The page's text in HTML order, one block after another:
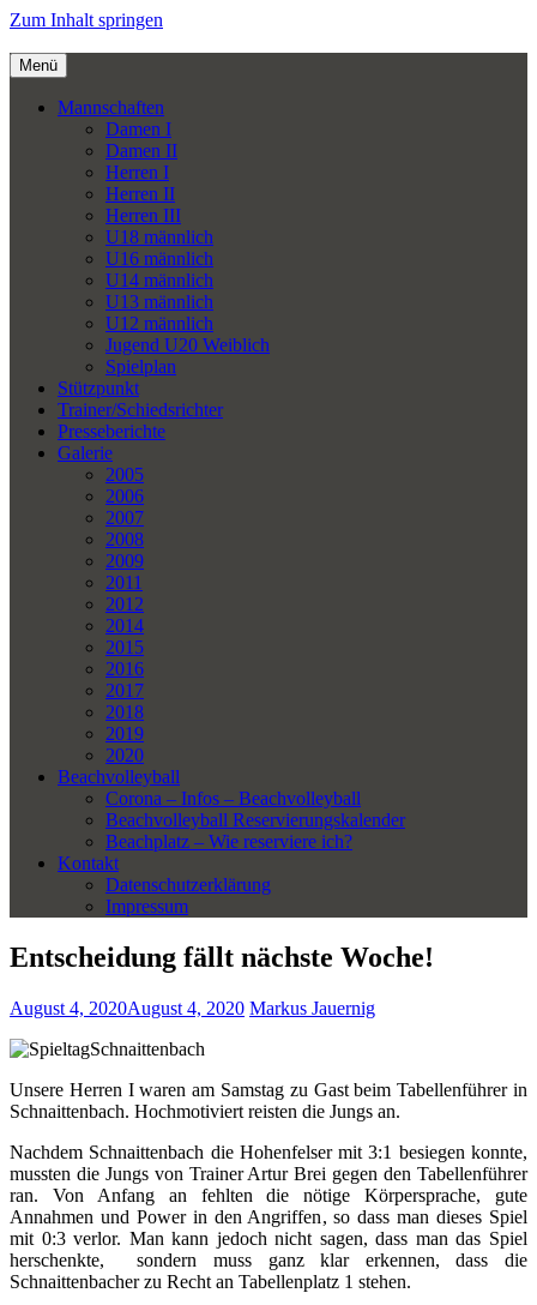
Zum Inhalt springen
Menü
Mannschaften
Damen I
Damen II
Herren I
Herren II
Herren III
U18 männlich
U16 männlich
U14 männlich
U13 männlich
U12 männlich
Jugend U20 Weiblich
Spielplan
Stützpunkt
Trainer/Schiedsrichter
Presseberichte
Galerie
2005
2006
2007
2008
2009
2011
2012
2014
2015
2016
2017
2018
2019
2020
Beachvolleyball
Corona – Infos – Beachvolleyball
Beachvolleyball Reservierungskalender
Beachplatz – Wie reserviere ich?
Kontakt
Datenschutzerklärung
Impressum
Entscheidung fällt nächste Woche!
August 4, 2020August 4, 2020 Markus Jauernig
Unsere Herren I waren am Samstag zu Gast beim Tabellenführer in
Schnaittenbach. Hochmotiviert reisten die Jungs an.
Nachdem Schnaittenbach die Hohenfelser mit 3:1 besiegen konnte,
mussten die Jungs von Trainer Artur Brei gegen den Tabellenführer
ran. Von Anfang an fehlten die nötige Körpersprache, gute
Annahmen und Power in den Angriffen, so dass man dieses Spiel
mit 0:3 verlor. Man kann jedoch nicht sagen, dass man das Spiel
herschenkte, sondern muss ganz klar erkennen, dass die
Schnaittenbacher zu Recht an Tabellenplatz 1 stehen.